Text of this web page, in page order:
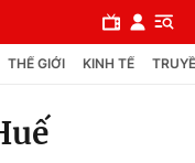
THẾ GIỚI KINH TẾ